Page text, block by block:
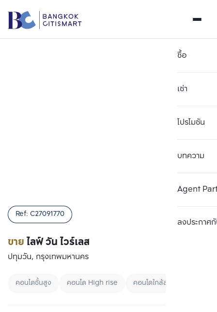
ซื้อ
เช่า
โปรโมชัน
บทความ
Agent
ลงประกาศกั
ขายไลฟ์ วัน ไวร์เลส
Ref: C27091770
ปทุมวัน, กรุงเทพมหานคร
คอนโดชั้นสูง คอนโด High rise คอนโดใกล้สวน